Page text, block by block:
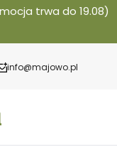
trwa do 19.08)
info@majowo.pl